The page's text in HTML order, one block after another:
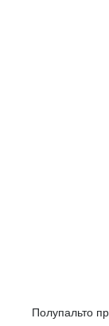
Полупальто